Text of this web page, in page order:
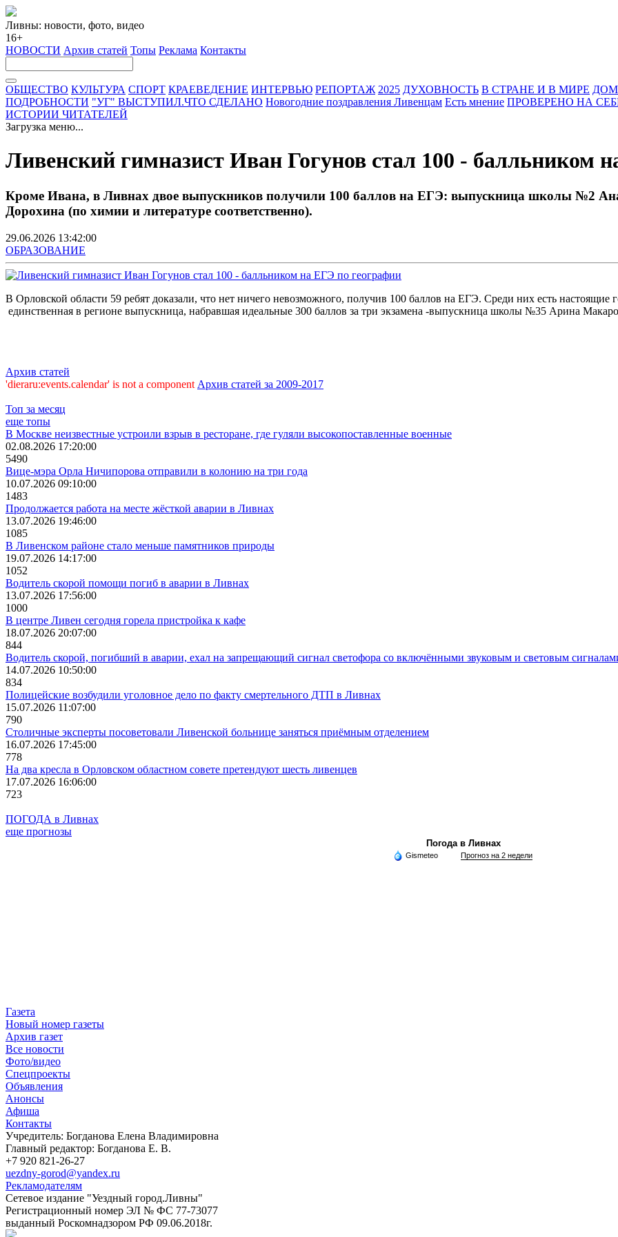
Ливны: новости, фото, видео
16+
НОВОСТИ Архив статей Топы Реклама Контакты
ОБЩЕСТВО КУЛЬТУРА СПОРТ КРАЕВЕДЕНИЕ ИНТЕРВЬЮ РЕПОРТАЖ 2025 ДУХОВНОСТЬ В СТРАНЕ И В МИРЕ
ПОДРОБНОСТИ "УГ" ВЫСТУПИЛ.ЧТО СДЕЛАНО Новогодние поздравления Ливенцам Есть мнение ПРОВЕРЕНО НА
ИСТОРИИ ЧИТАТЕЛЕЙ
Загрузка меню...
Ливенский гимназист Иван Гогунов стал 100 - балльником
Кроме Ивана, в Ливнах двое выпускников получили 100 баллов на ЕГЭ: выпускница школы №2
Дорохина (по химии и литературе соответственно).
29.06.2026 13:42:00
ОБРАЗОВАНИЕ
В Орловской области 59 ребят доказали, что нет ничего невозможного, получив 100 баллов на ЕГЭ. Среди них есть
единственная в регионе выпускница, набравшая идеальные 300 баллов за три экзамена -выпускница школы №35 Арина
Архив статей
'dieraru:events.calendar' is not a component Архив статей за 2009-2017
Топ за месяц
еще топы
В Москве неизвестные устроили взрыв в ресторане, где гуляли высокопоставленные военные
02.08.2026 17:20:00
5490
Вице-мэра Орла Ничипорова отправили в колонию на три года
10.07.2026 09:10:00
1483
Продолжается работа на месте жёсткой аварии в Ливнах
13.07.2026 19:46:00
1085
В Ливенском районе стало меньше памятников природы
19.07.2026 14:17:00
1052
Водитель скорой помощи погиб в аварии в Ливнах
13.07.2026 17:56:00
1000
В центре Ливен сегодня горела пристройка к кафе
18.07.2026 20:07:00
844
Водитель скорой, погибший в аварии, ехал на запрещающий сигнал светофора со включёнными звуковым и световым
14.07.2026 10:50:00
834
Полицейские возбудили уголовное дело по факту смертельного ДТП в Ливнах
15.07.2026 11:07:00
790
Столичные эксперты посоветовали Ливенской больнице заняться приёмным отделением
16.07.2026 17:45:00
778
На два кресла в Орловском областном совете претендуют шесть ливенцев
17.07.2026 16:06:00
723
ПОГОДА в Ливнах
еще прогнозы
Погода в Ливнах
Gismeteo Прогноз на 2 недели
Газета
Новый номер газеты
Архив газет
Все новости
Фото/видео
Спецпроекты
Объявления
Анонсы
Афиша
Контакты
Учредитель: Богданова Елена Владимировна
Главный редактор: Богданова Е. В.
+7 920 821-26-27
uezdny-gorod@yandex.ru
Рекламодателям
Сетевое издание "Уездный город.Ливны"
Регистрационный номер ЭЛ № ФС 77-73077
выданный Роскомнадзором РФ 09.06.2018г.